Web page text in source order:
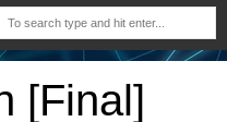
[Final]